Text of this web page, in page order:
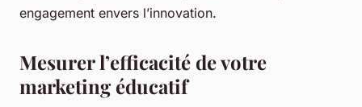
engagement envers l’innovation.
Mesurer l’efficacité de votre
marketing éducatif